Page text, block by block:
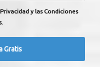
y las Condiciones